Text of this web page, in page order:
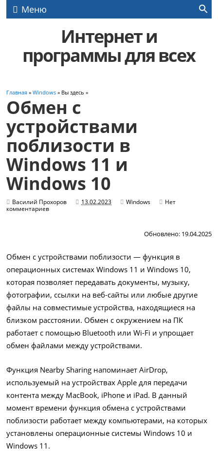
Меню
Интернет и
программы для всех
Главная »Windows » Вы здесь »
Обмен с
устройствами
поблизости в
Windows 11 и
Windows 10
Василий Прохоров 13.02.2023 Windows
Нет
комментариев
Обновлено: 19.04.2025
Обмен с устройствами поблизости — функция в
операционных системах Windows 11 и Windows 10,
которая позволяет передавать документы, музыку,
фотографии, ссылки на веб-сайты или любые другие
файлы на совместимые устройства, находящиеся на
близком расстоянии. Обмен с окружением на ПК
работает с помощью Bluetooth или Wi-Fi и упрощает
обмен файлами между устройствами.
Функция Nearby Sharing напоминает AirDrop,
используемый на устройствах Apple для передачи
контента между MacBook, iPhone и iPad. В данный
момент времени функция обмена с устройствами
поблизости работает между компьютерами, на которых
установлены операционные системы Windows 10 и
Windows 11.